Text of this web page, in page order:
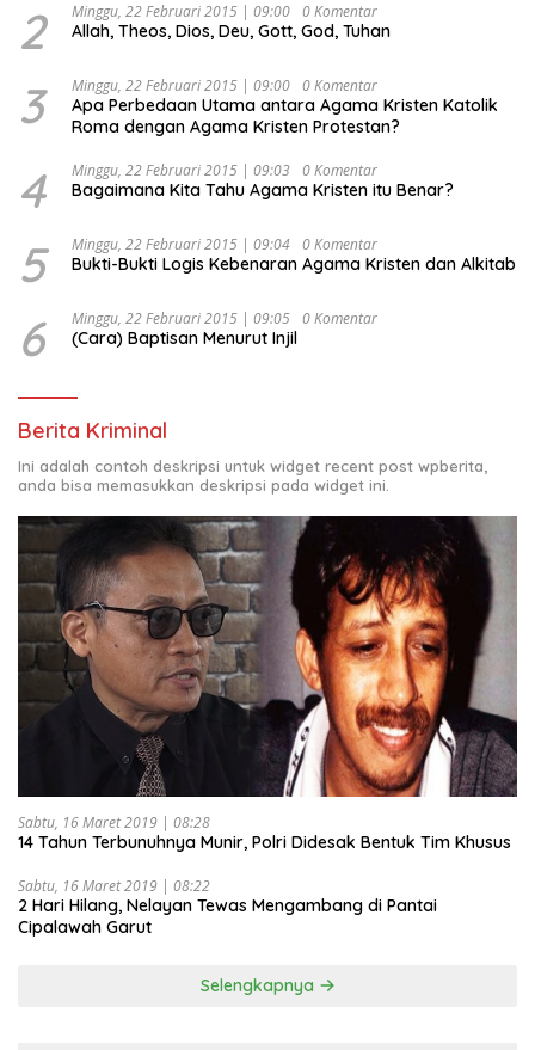
2 Minggu, 22 Februari 2015 | 09:00 0 Komentar
Allah, Theos, Dios, Deu, Gott, God, Tuhan
3 Minggu, 22 Februari 2015 | 09:00 0 Komentar
Apa Perbedaan Utama antara Agama Kristen Katolik
Roma dengan Agama Kristen Protestan?
4 Minggu, 22 Februari 2015 | 09:03 0 Komentar
Bagaimana Kita Tahu Agama Kristen itu Benar?
5 Minggu, 22 Februari 2015 | 09:04 0 Komentar
Bukti-Bukti Logis Kebenaran Agama Kristen dan Alkitab
6 Minggu, 22 Februari 2015 | 09:05 0 Komentar
(Cara) Baptisan Menurut Injil
Berita Kriminal
Ini adalah contoh deskripsi untuk widget recent post wpberita,
anda bisa memasukkan deskripsi pada widget ini.
Sabtu, 16 Maret 2019 | 08:28
14 Tahun Terbunuhnya Munir, Polri Didesak Bentuk Tim Khusus
Sabtu, 16 Maret 2019 | 08:22
2 Hari Hilang, Nelayan Tewas Mengambang di Pantai
Cipalawah Garut
Selengkapnya